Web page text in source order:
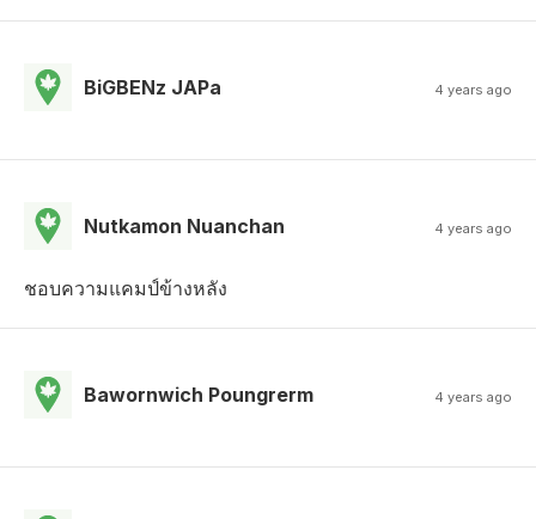
BiGBENz JAPa 4 years ago
Nutkamon Nuanchan 4 years ago
ชอบความแคมป์​ข้างหลัง
Bawornwich Poungrerm 4 years ago